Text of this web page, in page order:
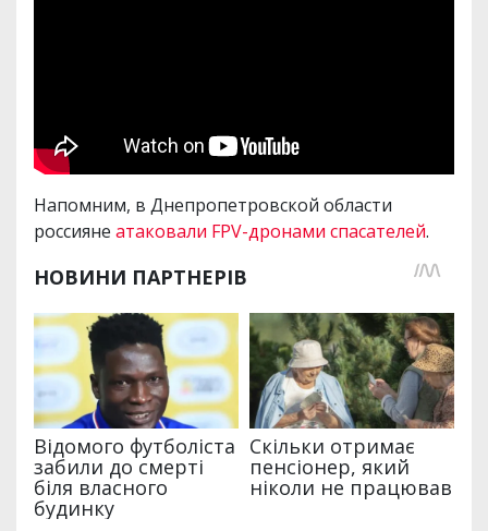
Напомним, в Днепропетровской области
россияне атаковали FPV-дронами спасателей.